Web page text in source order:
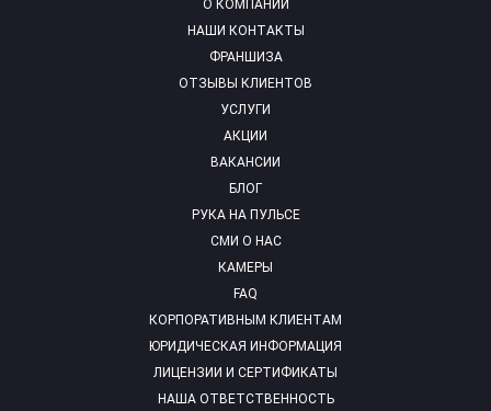
О КОМПАНИИ
НАШИ КОНТАКТЫ
ФРАНШИЗА
ОТЗЫВЫ КЛИЕНТОВ
УСЛУГИ
АКЦИИ
ВАКАНСИИ
БЛОГ
РУКА НА ПУЛЬСЕ
СМИ О НАС
КАМЕРЫ
FAQ
КОРПОРАТИВНЫМ КЛИЕНТАМ
ЮРИДИЧЕСКАЯ ИНФОРМАЦИЯ
ЛИЦЕНЗИИ И СЕРТИФИКАТЫ
НАША ОТВЕТСТВЕННОСТЬ